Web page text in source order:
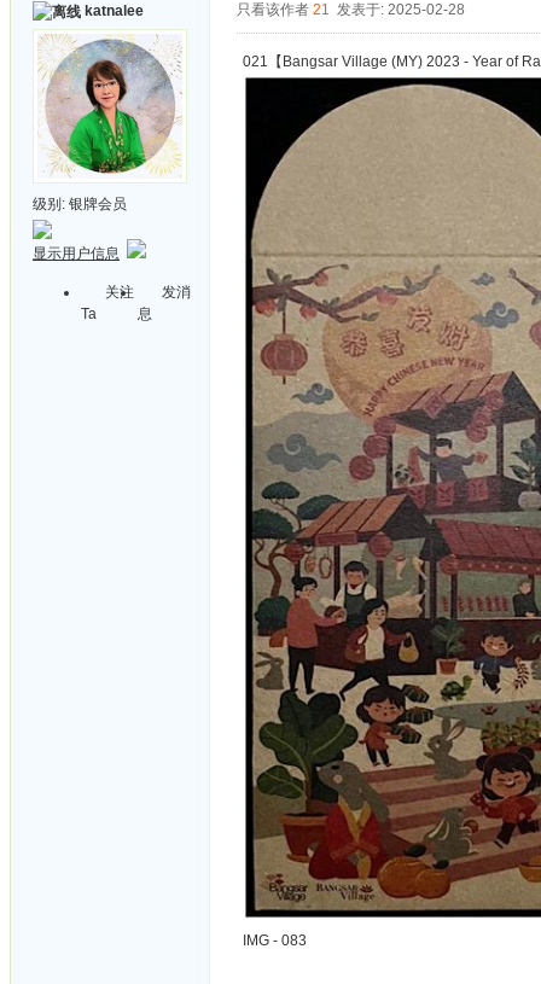
katnalee
级别: 银牌会员
显示用户信息
关注
Ta
发消
息
只看该作者 21 发表于: 2025-02-28
021【Bangsar Village (MY) 2023 - Year of
IMG - 083